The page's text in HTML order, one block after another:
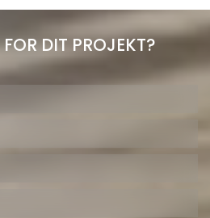
DIT PROJEKT?